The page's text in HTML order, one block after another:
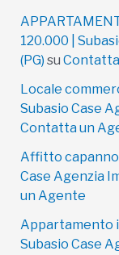
120.000 |
(PG) su
Locale
Subasio Case
Contatta un
Affitto
Case Agenzia
un Agente
Appartamento
Subasio Case